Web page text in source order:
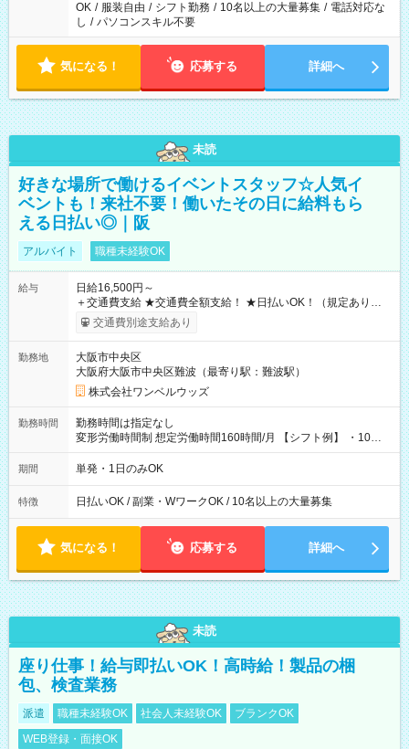
OK / 服装自由 / シフト勤務 / 10名以上の大量募集 / 電話対応な
し / パソコンスキル不要
気になる！ 応募する 詳細へ
未読
好きな場所で働けるイベントスタッフ☆人気イ
ベントも！来社不要！働いたその日に給料もら
える日払い◎｜阪
アルバイト 職種未経験OK
給与
日給16,500円～
＋交通費支給 ★交通費全額支給！ ★日払いOK！（規定あり） ┗
働いたその日に現金GET♪ お仕事後はコンビニATMから 日払
交通費別途支給あり
勤務地
大阪市中央区
大阪府大阪市中央区難波（最寄り駅：難波駅）
株式会社ワンベルウッズ
勤務時間
勤務時間は指定なし
変形労働時間制 想定労働時間160時間/月 【シフト例】 ・10：
00～20：00
期間 単発・1日のみOK
特徴 日払いOK / 副業・WワークOK / 10名以上の大量募集
気になる！ 応募する 詳細へ
未読
座り仕事！給与即払いOK！高時給！製品の梱
包、検査業務
派遣 職種未経験OK 社会人未経験OK
ブランクOK
WEB登録・面接OK